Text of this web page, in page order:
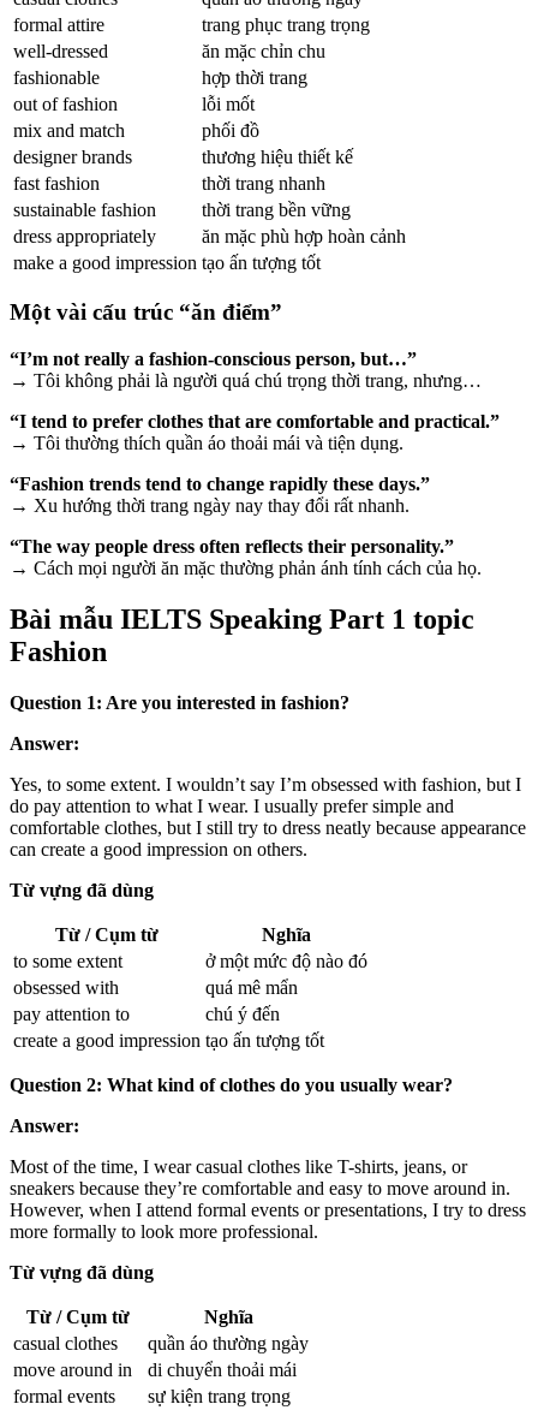
formal attire
trang phục trang trọng
well-dressed
ăn mặc chỉn chu
fashionable
hợp thời trang
out of fashion
lỗi mốt
mix and match
phối đồ
designer brands
thương hiệu thiết kế
fast fashion
thời trang nhanh
sustainable fashion
thời trang bền vững
dress appropriately
ăn mặc phù hợp hoàn cảnh
make a good impression tạo ấn tượng tốt
Một vài cấu trúc “ăn điểm”
“I’m not really a fashion-conscious person, but…”
→ Tôi không phải là người quá chú trọng thời trang, nhưng…
“I tend to prefer clothes that are comfortable and practical.”
→ Tôi thường thích quần áo thoải mái và tiện dụng.
“Fashion trends tend to change rapidly these days.”
→ Xu hướng thời trang ngày nay thay đổi rất nhanh.
“The way people dress often reflects their personality.”
→ Cách mọi người ăn mặc thường phản ánh tính cách của họ.
Bài mẫu IELTS Speaking Part 1 topic
Fashion
Question 1: Are you interested in fashion?
Answer:
Yes, to some extent. I wouldn’t say I’m obsessed with fashion, but I
do pay attention to what I wear. I usually prefer simple and
comfortable clothes, but I still try to dress neatly because appearance
can create a good impression on others.
Từ vựng đã dùng
Từ / Cụm từ
Nghĩa
to some extent
ở một mức độ nào đó
obsessed with
quá mê mẩn
pay attention to
chú ý đến
create a good impression tạo ấn tượng tốt
Question 2: What kind of clothes do you usually wear?
Answer:
Most of the time, I wear casual clothes like T-shirts, jeans, or
sneakers because they’re comfortable and easy to move around in.
However, when I attend formal events or presentations, I try to dress
more formally to look more professional.
Từ vựng đã dùng
Từ / Cụm từ
Nghĩa
casual clothes
quần áo thường ngày
move around in
di chuyển thoải mái
formal events
sự kiện trang trọng